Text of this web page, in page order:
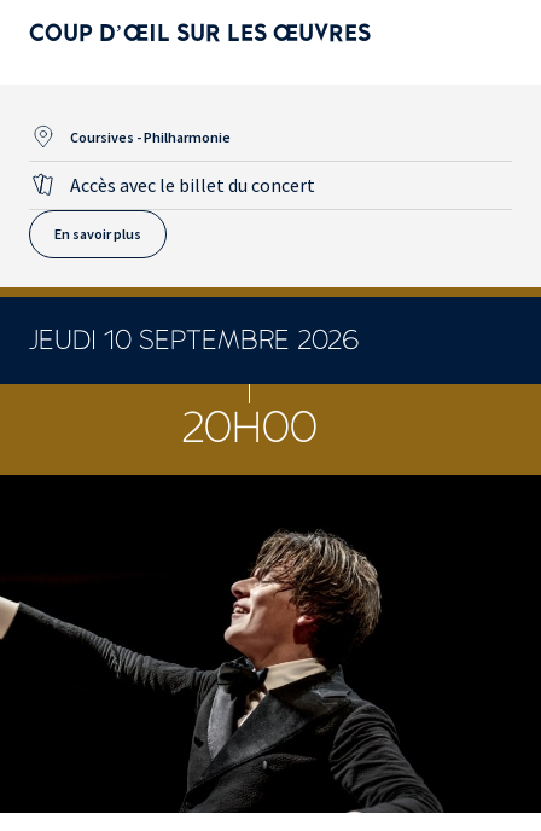
COUP D’ŒIL SUR LES ŒUVRES
Coursives - Philharmonie
Accès avec le billet du concert
En savoir plus
JEUDI 10 SEPTEMBRE 2026
20H00